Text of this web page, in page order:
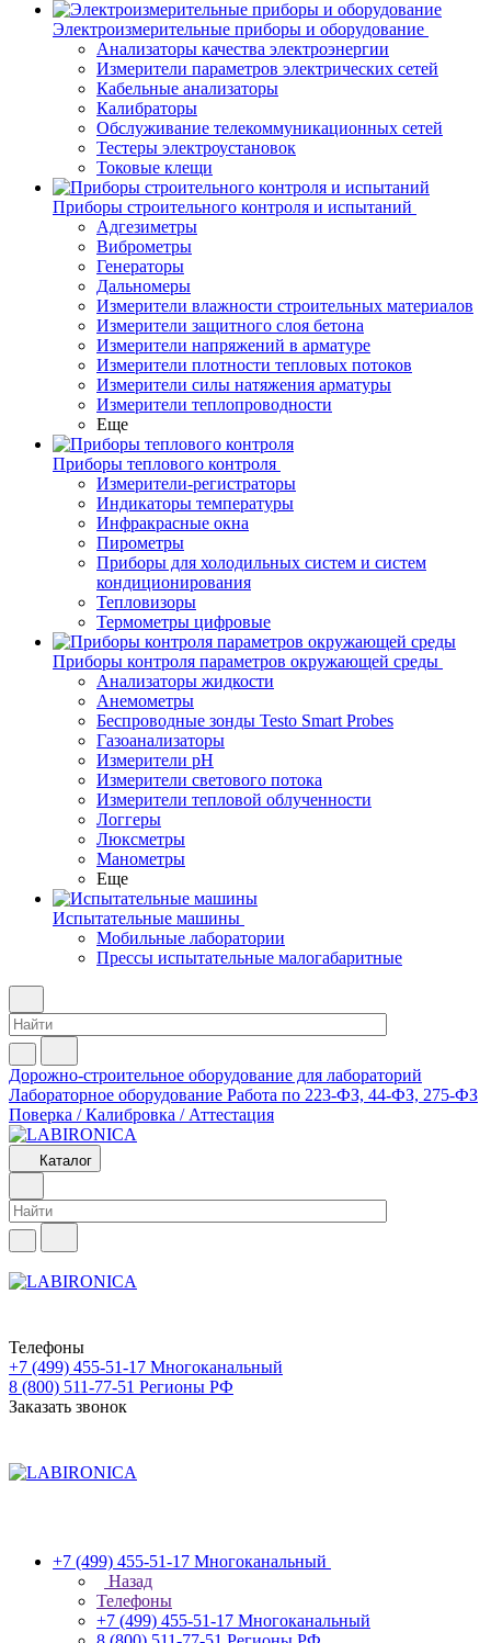
Электроизмерительные приборы и оборудование
Анализаторы качества электроэнергии
Измерители параметров электрических сетей
Кабельные анализаторы
Калибраторы
Обслуживание телекоммуникационных сетей
Тестеры электроустановок
Токовые клещи
Приборы строительного контроля и испытаний
Адгезиметры
Виброметры
Генераторы
Дальномеры
Измерители влажности строительных материалов
Измерители защитного слоя бетона
Измерители напряжений в арматуре
Измерители плотности тепловых потоков
Измерители силы натяжения арматуры
Измерители теплопроводности
Еще
Приборы теплового контроля
Измерители-регистраторы
Индикаторы температуры
Инфракрасные окна
Пирометры
Приборы для холодильных систем и систем
кондиционирования
Тепловизоры
Термометры цифровые
Приборы контроля параметров окружающей среды
Анализаторы жидкости
Анемометры
Беспроводные зонды Testo Smart Probes
Газоанализаторы
Измерители pH
Измерители светового потока
Измерители тепловой облученности
Логгеры
Люксметры
Манометры
Еще
Испытательные машины
Мобильные лаборатории
Прессы испытательные малогабаритные
Дорожно-строительное оборудование для лабораторий
Лабораторное оборудование Работа по 223-ФЗ, 44-ФЗ, 275-ФЗ
Поверка / Калибровка / Аттестация
Каталог
Телефоны
+7 (499) 455-51-17 Многоканальный
8 (800) 511-77-51 Регионы РФ
Заказать звонок
+7 (499) 455-51-17 Многоканальный
Назад
Телефоны
+7 (499) 455-51-17 Многоканальный